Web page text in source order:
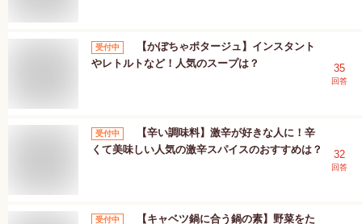
受付中
【かぼちゃポタージュ】インスタント
やレトルトなど！人気のスープは？
35
回答
受付中
【辛い調味料】激辛が好きな人に！辛
くて美味しい人気の激辛スパイスのおすすめは？
32
回答
受付中
【キャベツ鍋に合う鍋の素】野菜をた